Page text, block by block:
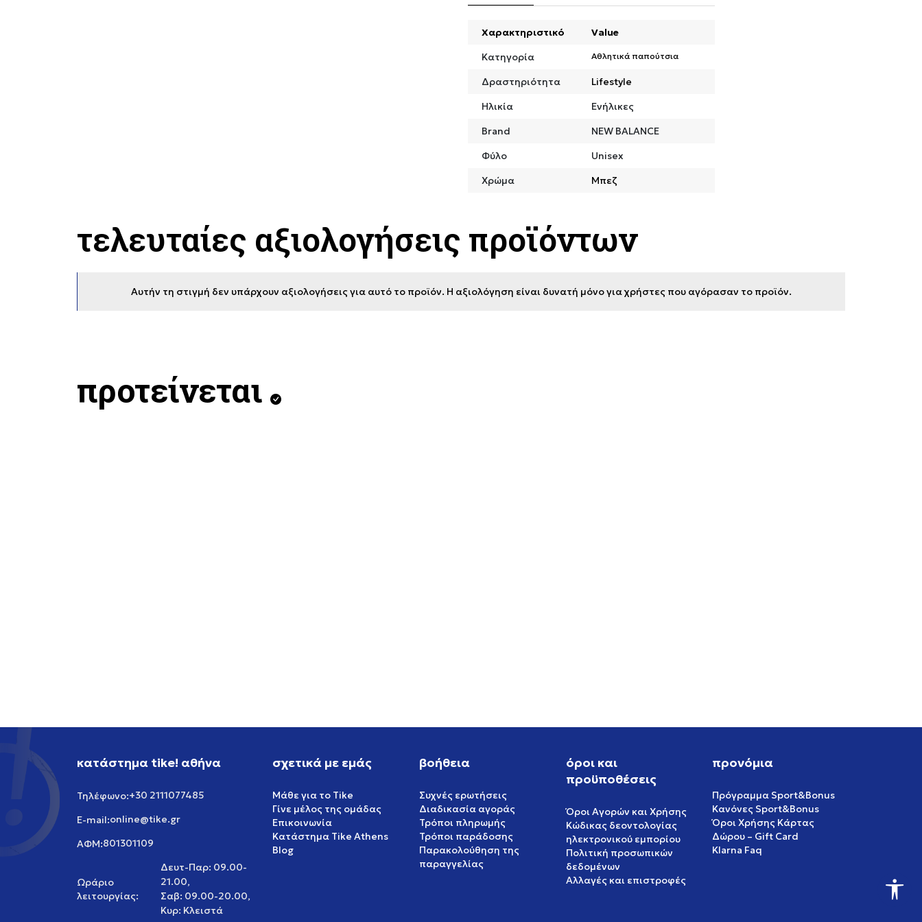
Χαρακτηριστικό
Value
Κατηγορία
Αθλητικά παπούτσια
Δραστηριότητα
Lifestyle
Ηλικία
Ενήλικες
Brand
NEW BALANCE
Φύλο
Unisex
Χρώμα
Μπεζ
τελευταίες αξιολογήσεις προϊόντων
Αυτήν τη στιγμή δεν υπάρχουν αξιολογήσεις για αυτό το προϊόν. Η αξιολόγηση είναι δυνατή μόνο για χρήστες που αγόρασαν το προϊόν.
προτείνεται
κατάστημα tike! αθήνα
Τηλέφωνο:+30 2111077485
E-mail:online@tike.gr
ΑΦΜ:801301109
Ωράριο
λειτουργίας:
Δευτ-Παρ: 09.00-
21.00,
Σαβ: 09.00-20.00,
Κυρ: Κλειστά
σχετικά με εμάς
Μάθε για το Tike
Γίνε μέλος της ομάδας
Επικοινωνία
Κατάστημα Tike Athens
Blog
βοήθεια
Συχνές ερωτήσεις
Διαδικασία αγοράς
Τρόποι πληρωμής
Τρόποι παράδοσης
Παρακολούθηση της
παραγγελίας
όροι και
προϋποθέσεις
Όροι Αγορών και Χρήσης
Κώδικας δεοντολογίας
ηλεκτρονικού εμπορίου
Πολιτική προσωπικών
δεδομένων
Αλλαγές και επιστροφές
προνόμια
Πρόγραμμα Sport&Bonus
Κανόνες Sport&Bonus
Όροι Χρήσης Κάρτας
Δώρου – Gift Card
Klarna Faq